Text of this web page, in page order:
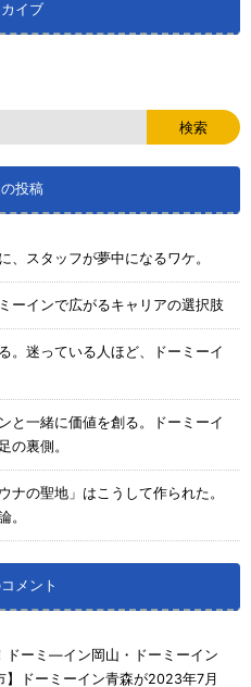
イブ
投稿
、スタッフが夢中になるワケ。
ーインで広がるキャリアの選択肢
。迷っている人ほど、ドーミーイ
と一緒に価値を創る。ドーミーイ
の裏側。
ナの聖地」はこうして作られた。
。
メント
ドーミ―イン岡山・ドーミーイン
】ドーミーイン青森が2023年7月